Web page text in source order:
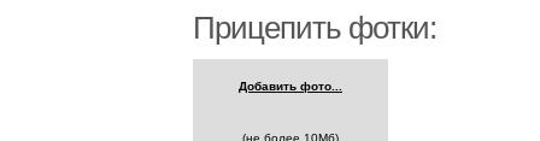
Прицепить фотки:
Добавить фото...
(не более 10Мб)